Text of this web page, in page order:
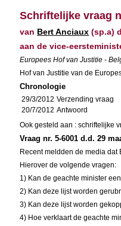
Schriftelijke vraag
van Bert Anciaux (sp.a)
aan de vice-
Europees Hof van Justitie -
Hof van Justitie van de
Chronologie
29/3/2012 Verzending vraag
20/7/2012 Antwoord
Ook gesteld aan : schriftelijke
Vraag nr. 5-6001 d.d. 29
Recent meldden de media
Hierover de volgende vragen:
1) Kan de geachte minister
2) Kan deze lijst worden
3) Kan deze lijst worden
4) Hoe verklaart de geachte